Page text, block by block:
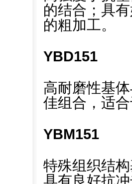
的结合；具
的粗加工。
YBD151
高耐磨性基
佳组合，适
YBM151
特殊组织结
具有良好抗